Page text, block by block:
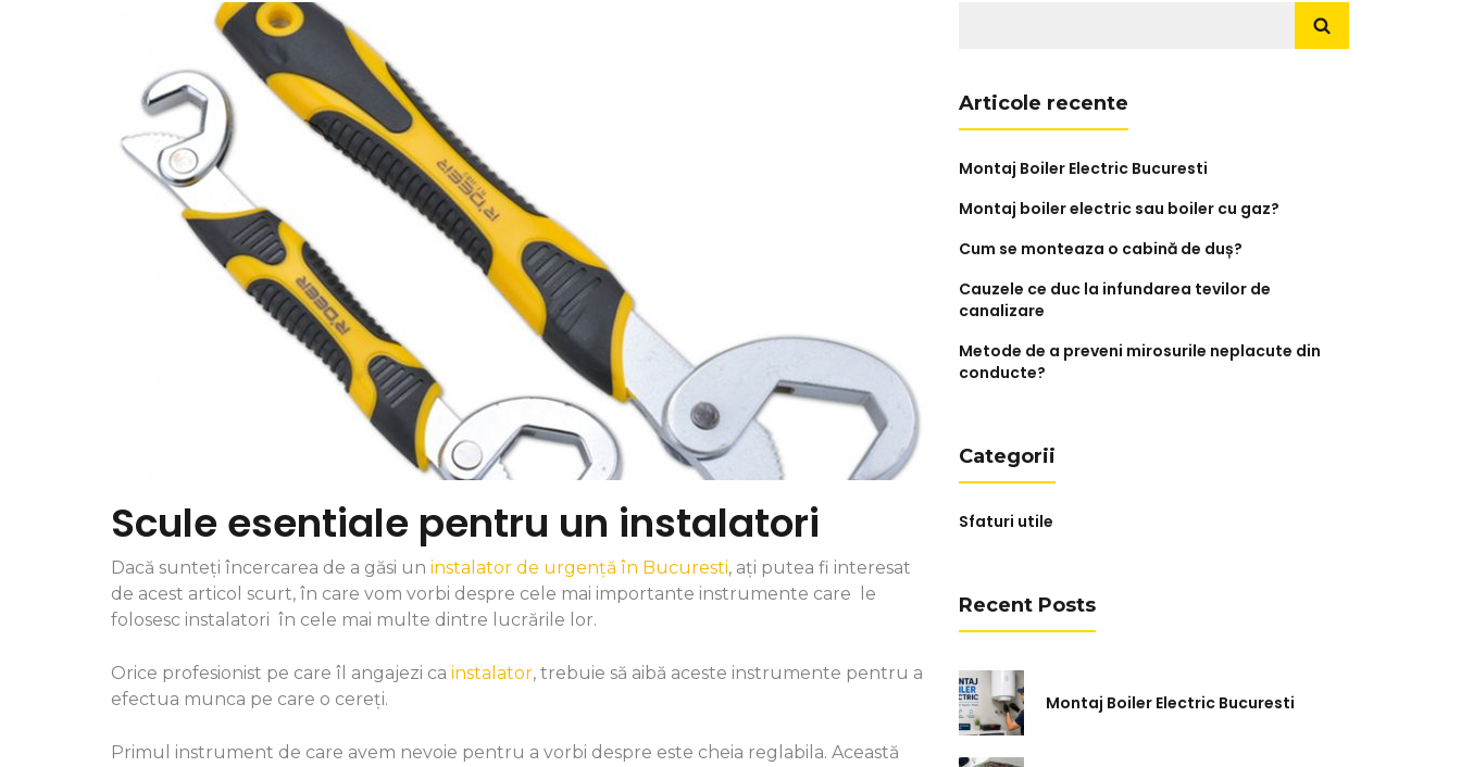
Scule esentiale pentru un instalatori
Dacă sunteți încercarea de a găsi un instalator de urgență în Bucuresti, ați putea fi interesat
de acest articol scurt, în care vom vorbi despre cele mai importante instrumente care le
folosesc instalatori în cele mai multe dintre lucrările lor.
Orice profesionist pe care îl angajezi ca instalator, trebuie să aibă aceste instrumente pentru a
efectua munca pe care o cereți.
Primul instrument de care avem nevoie pentru a vorbi despre este cheia reglabila. Această
Articole recente
Montaj Boiler Electric Bucuresti
Montaj boiler electric sau boiler cu gaz?
Cum se monteaza o cabină de duș?
Cauzele ce duc la infundarea tevilor de
canalizare
Metode de a preveni mirosurile neplacute din
conducte?
Categorii
Sfaturi utile
Recent Posts
Montaj Boiler Electric Bucuresti